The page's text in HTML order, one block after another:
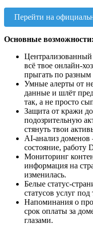
Перейти на
Основные возможности:
всё твое онлайн-
прыгать по разным
Умные алерты от
данные и шлёт
так, а не просто
Защита от кражи
подозрительную
стянуть твои
AI-анализ доменов
состояние, работу
Мониторинг
информация на
изменилась.
Белые статус-
статусов услуг
Напоминания о
срок оплаты за
глазами.